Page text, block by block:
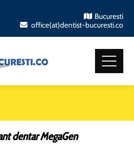
Bucuresti
office(at)dentist-bucuresti.co
dentar MegaGen